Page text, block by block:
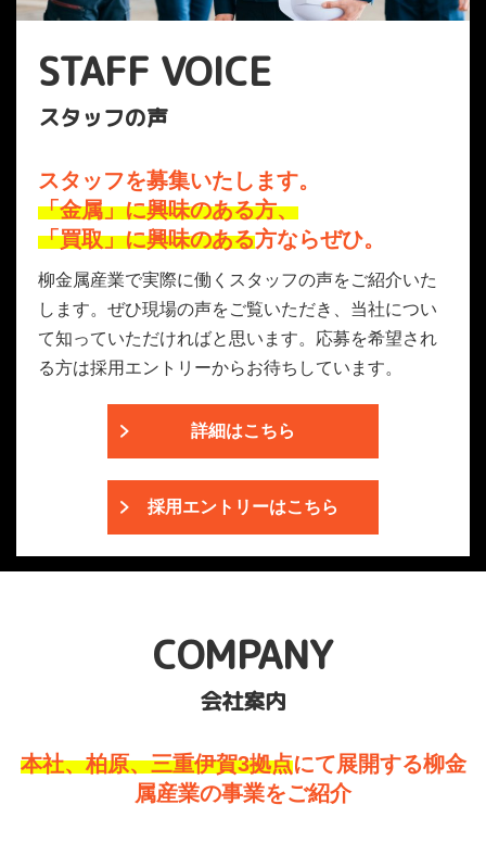
STAFF VOICE
スタッフの声
スタッフを募集いたします。
「金属」に興味のある方、
「買取」に興味のある方ならぜひ。
柳金属産業で実際に働くスタッフの声をご紹介いた
します。ぜひ現場の声をご覧いただき、当社につい
て知っていただければと思います。応募を希望され
る方は採用エントリーからお待ちしています。
詳細はこちら
採用エントリーはこちら
COMPANY
会社案内
本社、柏原、三重伊賀3拠点にて展開する柳金
属産業の事業をご紹介